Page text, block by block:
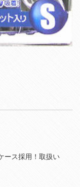
ース採用！取扱い